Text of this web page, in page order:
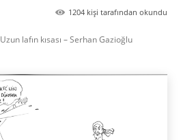
1204 kişi tarafından okundu
Uzun lafın kısası – Serhan Gazioğlu